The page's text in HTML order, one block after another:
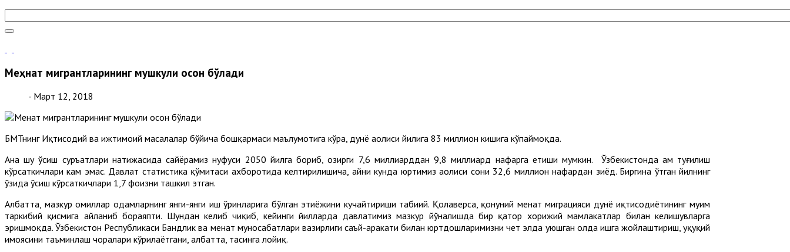
Меҳнат мигрантларининг мушкули осон бўлади
- Март 12, 2018
БМТнинг Иқтисодий ва ижтимоий масалалар бўйича бошқармаси маълумотига кўра, дунё аҳолиси йилига 83 миллион кишига кўпаймоқда.
Ана шу ўсиш суръатлари натижасида сайёрамиз нуфуси 2050 йилга бориб, ҳозирги 7,6 миллиарддан 9,8 миллиард нафарга етиши мумкин. Ўзбекистонда ҳам туғилиш
кўрсаткичлари кам эмас. Давлат статистика қўмитаси ахборотида келтирилишича, айни кунда юртимиз аҳолиси сони 32,6 миллион нафардан зиёд. Биргина ўтган йилнинг
ўзида ўсиш кўрсаткичлари 1,7 фоизни ташкил этган.
Албатта, мазкур омиллар одамларнинг янги-янги иш ўринларига бўлган эҳтиёжини кучайтириши табиий. Қолаверса, қонуний меҳнат миграцияси дунё иқтисодиётининг муҳим
таркибий қисмига айланиб бораяпти. Шундан келиб чиқиб, кейинги йилларда давлатимиз мазкур йўналишда бир қатор хорижий мамлакатлар билан келишувларга
эришмоқда. Ўзбекистон Республикаси Бандлик ва меҳнат муносабатлари вазирлиги саъй-ҳаракати билан юртдошларимизни чет элда уюшган ҳолда ишга жойлаштириш, ҳуқуқий
ҳимоясини таъминлаш чоралари кўрилаётгани, албатта, таҳсинга лойиқ.